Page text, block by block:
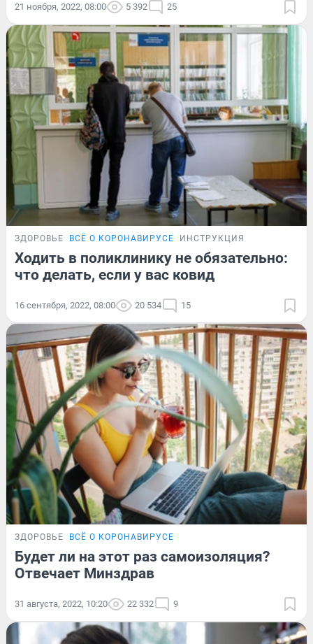
21 ноября, 2022, 08:00 5 392 25
ЗДОРОВЬЕ ВСЁ О КОРОНАВИРУСЕ ИНСТРУКЦИЯ
Ходить в поликлинику не обязательно:
что делать, если у вас ковид
16 сентября, 2022, 08:00 20 534 15
ЗДОРОВЬЕ ВСЁ О КОРОНАВИРУСЕ
Будет ли на этот раз самоизоляция?
Отвечает Минздрав
31 августа, 2022, 10:20 22 332 9